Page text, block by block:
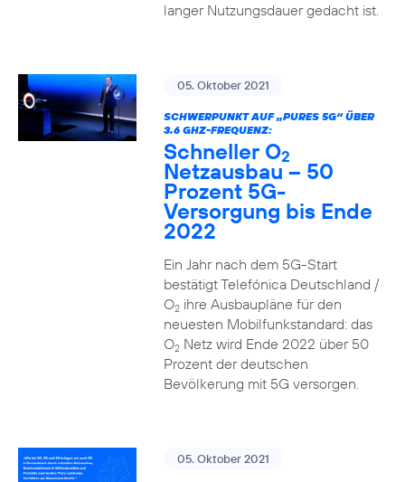
langer Nutzungsdauer gedacht ist.
05. Oktober 2021
SCHWERPUNKT AUF „PURES 5G“ ÜBER
3.6 GHZ-FREQUENZ:
Schneller O2
Netzausbau – 50
Prozent 5G-
Versorgung bis Ende
2022
Ein Jahr nach dem 5G-Start
bestätigt Telefónica Deutschland /
O2ihre Ausbaupläne für den
neuesten Mobilfunkstandard: das
O2Netz wird Ende 2022 über 50
Prozent der deutschen
Bevölkerung mit 5G versorgen.
05. Oktober 2021